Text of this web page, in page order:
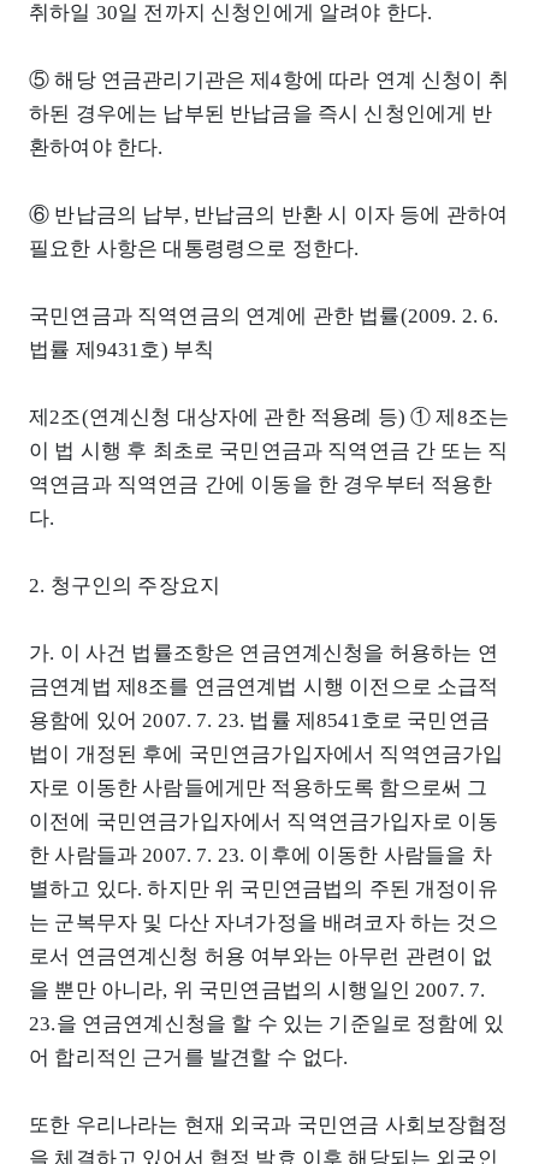
취하일 30일 전까지 신청인에게 알려야 한다.
⑤ 해당 연금관리기관은 제4항에 따라 연계 신청이 취
하된 경우에는 납부된 반납금을 즉시 신청인에게 반
환하여야 한다.
⑥ 반납금의 납부, 반납금의 반환 시 이자 등에 관하여
필요한 사항은 대통령령으로 정한다.
국민연금과 직역연금의 연계에 관한 법률(2009. 2. 6.
법률 제9431호) 부칙
제2조(연계신청 대상자에 관한 적용례 등) ① 제8조는
이 법 시행 후 최초로 국민연금과 직역연금 간 또는 직
역연금과 직역연금 간에 이동을 한 경우부터 적용한
다.
2. 청구인의 주장요지
가. 이 사건 법률조항은 연금연계신청을 허용하는 연
금연계법 제8조를 연금연계법 시행 이전으로 소급적
용함에 있어 2007. 7. 23. 법률 제8541호로 국민연금
법이 개정된 후에 국민연금가입자에서 직역연금가입
자로 이동한 사람들에게만 적용하도록 함으로써 그
이전에 국민연금가입자에서 직역연금가입자로 이동
한 사람들과 2007. 7. 23. 이후에 이동한 사람들을 차
별하고 있다. 하지만 위 국민연금법의 주된 개정이유
는 군복무자 및 다산 자녀가정을 배려코자 하는 것으
로서 연금연계신청 허용 여부와는 아무런 관련이 없
을 뿐만 아니라, 위 국민연금법의 시행일인 2007. 7.
23.을 연금연계신청을 할 수 있는 기준일로 정함에 있
어 합리적인 근거를 발견할 수 없다.
또한 우리나라는 현재 외국과 국민연금 사회보장협정
을 체결하고 있어서 협정 발효 이후 해당되는 외국인